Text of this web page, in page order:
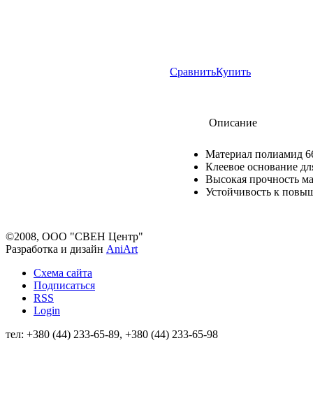
СравнитьКупить
Описание
Материал полиамид
Клеевое основание
Высокая прочность
Устойчивость к
©2008, ООО "СВЕН Центр"
Разработка и дизайн AniArt
Схема сайта
Подписаться
RSS
Login
тел: +380 (44) 233-65-89, +380 (44) 233-65-98